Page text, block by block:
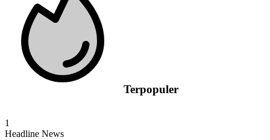
Terpopuler
1
Headline News